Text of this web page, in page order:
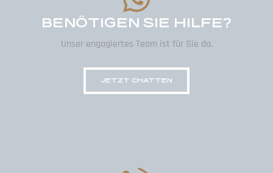
BENÖTIGEN SIE HILFE?
Unser engagiertes Team ist für Sie da.
JETZT CHATTEN